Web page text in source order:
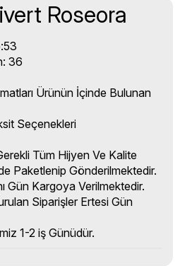
Roseora
36
Ürünün İçinde Bulunan
Seçenekleri
Tüm Hijyen Ve Kalite
Paketlenip Gönderilmektedir.
Gün Kargoya Verilmektedir.
Siparişler Ertesi Gün
1-2 iş Günüdür.